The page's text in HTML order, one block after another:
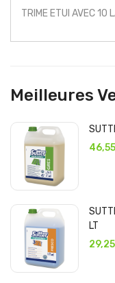
TRIME ETUI AVEC 10
Meilleures
LT